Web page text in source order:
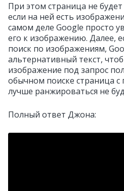
При этом страница не
если на ней есть
самом деле Google просто
его к изображению. Далее,
поиск по изображениям,
альтернативный текст,
изображение под запрос
обычном поиске страница
лучше ранжироваться не
Полный ответ Джона: